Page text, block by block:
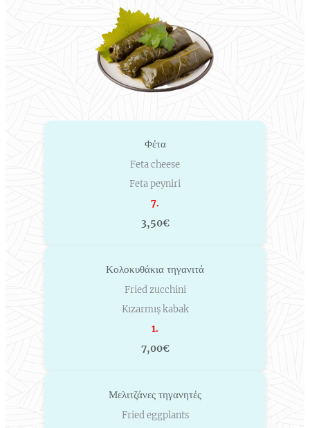
Φέτα
Feta cheese
Feta peyniri
7.
3,50€
Κολοκυθάκια τηγανιτά
Fried zucchini
Kızarmış kabak
1.
7,00€
Μελιτζάνες τηγανητές
Fried eggplants